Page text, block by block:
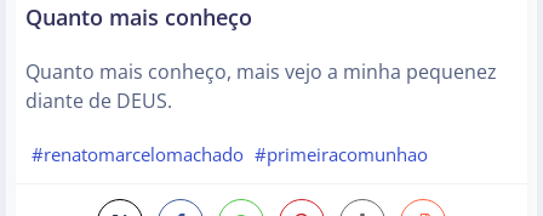
Quanto mais conheço
Quanto mais conheço, mais vejo a minha pequenez
diante de DEUS.
#renatomarcelomachado #primeiracomunhao